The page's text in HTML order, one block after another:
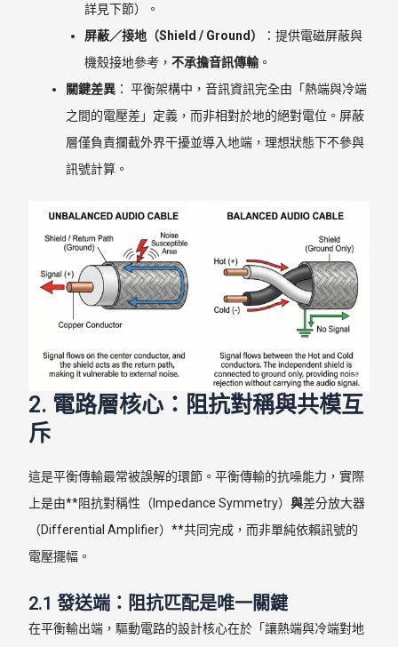
詳見下節）。
屏蔽／接地（Shield / Ground）
：提供電磁屏蔽與
機殼接地參考，不承擔音訊傳輸 。
關鍵差異 ： 平衡架構中，音訊資訊完全由「熱端與冷端
之間的電壓差」定義，而非相對於地的絕對電位。屏蔽
層僅負責攔截外界干擾並導入地端，理想狀態下不參與
訊號計算。
2. 電路層核心：阻抗對稱與共模互
斥
這是平衡傳輸最常被誤解的環節。平衡傳輸的抗噪能力，實際
上是由**阻抗對稱性（Impedance Symmetry）與差分放大器
（Differential Amplifier）**共同完成，而非單純依賴訊號的
電壓擺幅。
2.1 發送端：阻抗匹配是唯一關鍵
在平衡輸出端，驅動電路的設計核心在於「讓熱端與冷端對地